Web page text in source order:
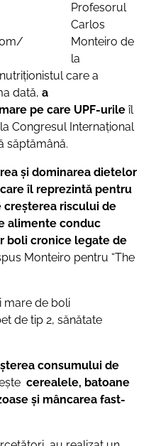
Profesorul
Carlos
Monteiro de
la
care a
dată, a
pe care UPF-urile îl
Congresul Internațional
săptămână.
și dominarea dietelor
îl reprezintă pentru
creșterea riscului de
alimente conduc
boli cronice legate de
Monteiro pentru “The
mare de boli
de tip 2, sănătate
consumului de
cerealele, batoane
și mâncarea fast-